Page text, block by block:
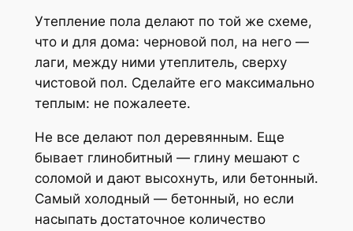
Утепление пола делают по той же схеме,
что и для дома: черновой пол, на него —
лаги, между ними утеплитель, сверху
чистовой пол. Сделайте его максимально
теплым: не пожалеете.
Не все делают пол деревянным. Еще
бывает глинобитный — глину мешают с
соломой и дают высохнуть, или бетонный.
Самый холодный — бетонный, но если
насыпать достаточное количество